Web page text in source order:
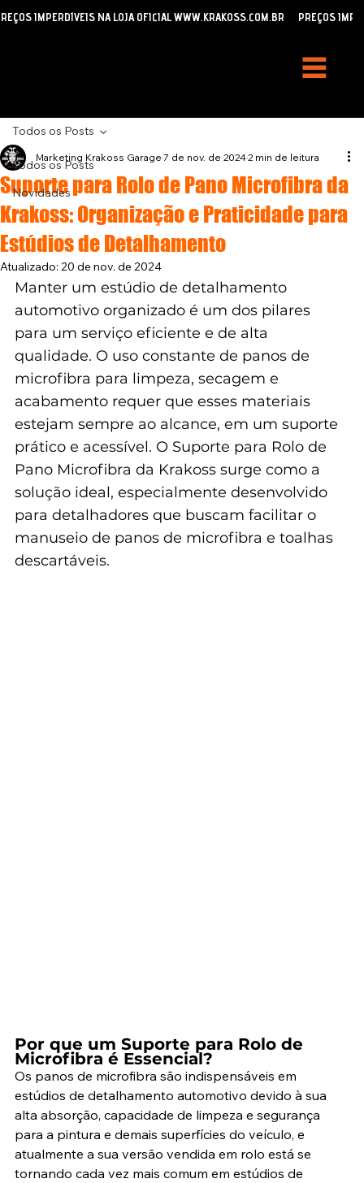
IMPERDÍVEIS NA LOJA OFICIAL WWW.KRAKOSS.COM.BR
Todos os Posts
Novidades
Todos os Posts
Suporte para Rolo de Pano Microfibra da
Krakoss: Organização e Praticidade para
Estúdios de Detalhamento
Marketing Krakoss Garage 7 de nov. de 20242 min de leitura
Atualizado: 20 de nov. de 2024
Manter um estúdio de detalhamento
automotivo organizado é um dos pilares
para um serviço eficiente e de alta
qualidade. O uso constante de panos de
microfibra para limpeza, secagem e
acabamento requer que esses materiais
estejam sempre ao alcance, em um suporte
prático e acessível. O Suporte para Rolo de
Pano Microfibra da Krakoss surge como a
solução ideal, especialmente desenvolvido
para detalhadores que buscam facilitar o
manuseio de panos de microfibra e toalhas
descartáveis.
Por que um Suporte para Rolo de
Microfibra é Essencial?
Os panos de microfibra são indispensáveis em
estúdios de detalhamento automotivo devido à sua
alta absorção, capacidade de limpeza e segurança
para a pintura e demais superfícies do veículo, e
atualmente a sua versão vendida em rolo está se
tornando cada vez mais comum em estúdios de